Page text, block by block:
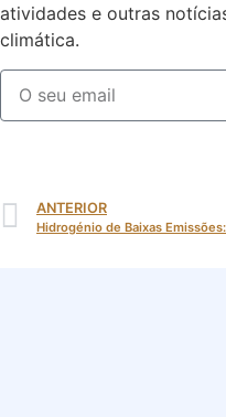
atividades e outras
climática.
ANTERIOR